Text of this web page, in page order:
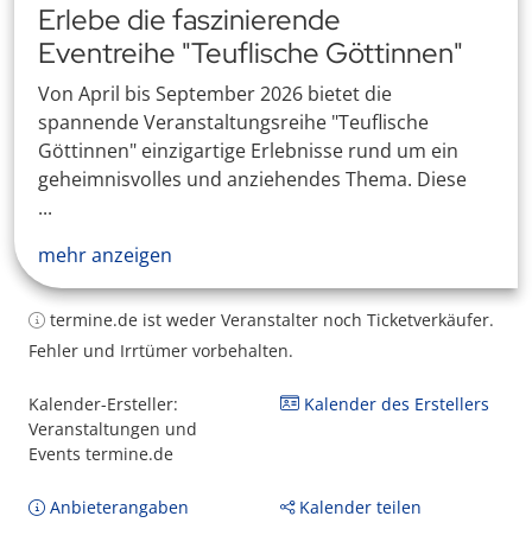
Erlebe die faszinierende
Eventreihe "Teuflische Göttinnen"
Von April bis September 2026 bietet die
spannende Veranstaltungsreihe "Teuflische
Göttinnen" einzigartige Erlebnisse rund um ein
geheimnisvolles und anziehendes Thema. Diese
...
mehr anzeigen
termine.de ist weder Veranstalter noch Ticketverkäufer.
Fehler und Irrtümer vorbehalten.
Kalender-Ersteller:
Veranstaltungen und
Events termine.de
Kalender des Erstellers
Anbieterangaben Kalender teilen